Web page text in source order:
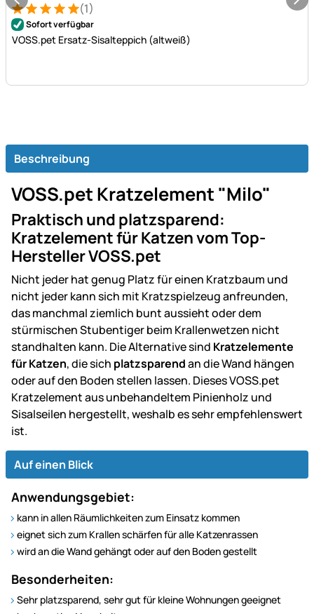
Bewertung: 5 von 5 (1 Bewertungen)
1 Bewertung (1)
Sofort verfügbar
VOSS.pet Ersatz-Sisalteppich (altweiß)
Beschreibung
VOSS.pet Kratzelement "Milo"
Praktisch und platzsparend:
Kratzelement für Katzen vom Top-
Hersteller VOSS.pet
Nicht jeder hat genug Platz für einen Kratzbaum und
nicht jeder kann sich mit Kratzspielzeug anfreunden,
das manchmal ziemlich bunt aussieht oder dem
stürmischen Stubentiger beim Krallenwetzen nicht
standhalten kann. Die Alternative sind Kratzelemente
für Katzen, die sich platzsparendan die Wand hängen
oder auf den Boden stellen lassen. Dieses VOSS.pet
Kratzelement aus unbehandeltem Pinienholz und
Sisalseilen hergestellt, weshalb es sehr empfehlenswert
ist.
Auf einen Blick
Anwendungsgebiet:
kann in allen Räumlichkeiten zum Einsatz kommen
eignet sich zum Krallen schärfen für alle Katzenrassen
wird an die Wand gehängt oder auf den Boden gestellt
Besonderheiten:
Sehr platzsparend, sehr gut für kleine Wohnungen geeignet